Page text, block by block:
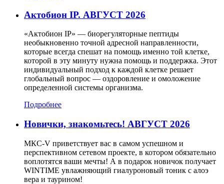
Актобион IP. АВГУСТ 2026
«Актобион IP» — биорегуляторные пептиды
необыкновенно точной адресной направленности,
которые всегда спешат на помощь именно той клетке,
которой в эту минуту нужна помощь и поддержка. Этот
индивидуальный подход к каждой клетке решает
глобальный вопрос — оздоровление и омоложение
определенной системы организма.
Подробнее
Новички, знакомьтесь! АВГУСТ 2026
МКС-V приветствует вас в самом успешном и
перспективном сетевом проекте, в котором обязательно
воплотятся ваши мечты! А в подарок новичок получает
WINTIME увлажняющий гиалуроновый тоник с алоэ
вера и таурином!